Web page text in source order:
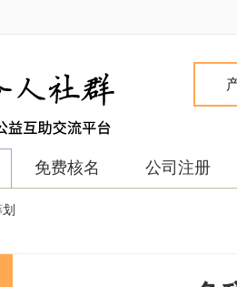
免费核名 公司注册